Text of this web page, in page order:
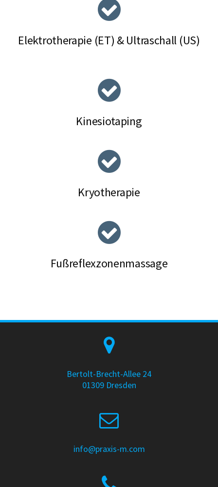
Elektrotherapie (ET) & Ultraschall (US)
Kinesiotaping
Kryotherapie
Fußreflexzonenmassage
Bertolt-Brecht-Allee 24
01309 Dresden
info@praxis-m.com